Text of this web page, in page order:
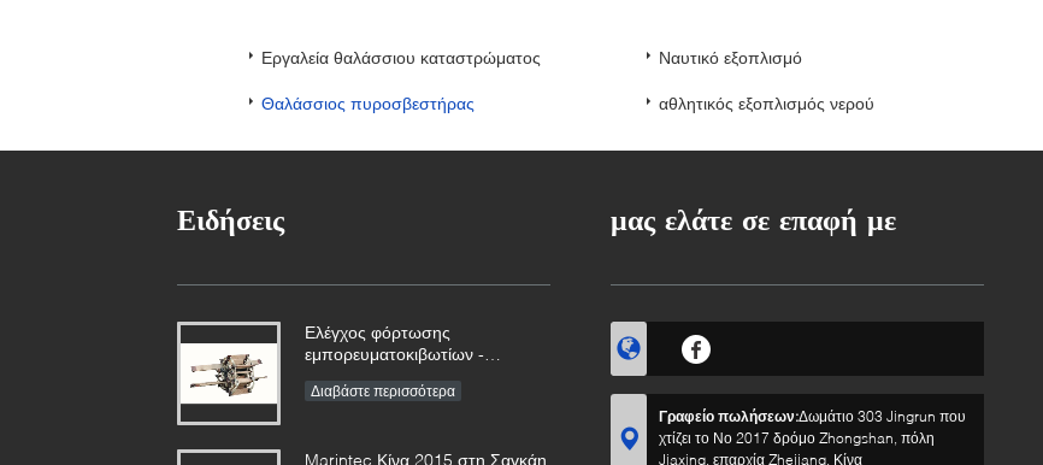
Εργαλεία θαλάσσιου καταστρώματος Ναυτικό εξοπλισμό
Θαλάσσιος πυροσβεστήρας αθλητικός εξοπλισμός νερού
Ειδήσεις
Ελέγχος φόρτωσης
εμπορευματοκιβωτίων -
εμπορεύματα μαζί
Διαβάστε περισσότερα
Marintec Κίνα 2015 στη Σαγκάη
μας ελάτε σε επαφή με
Γραφείο πωλήσεων:Δωμάτιο 303 Jingrun που
χτίζει το Νο 2017 δρόμο Zhongshan, πόλη
Jiaxing, επαρχία Zhejiang, Κίνα